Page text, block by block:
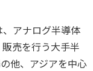
、アナログ半導体
売を行う大手半
他、アジアを中心